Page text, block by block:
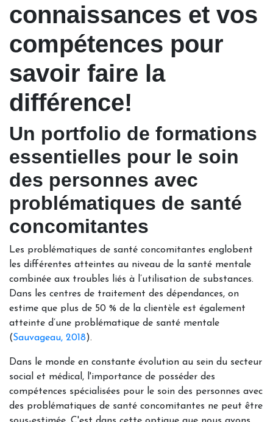
connaissances et vos
compétences pour
savoir faire la
différence!
Un portfolio de formations
essentielles pour le soin
des personnes avec
problématiques de santé
concomitantes
Les problématiques de santé concomitantes englobent
les différentes atteintes au niveau de la santé mentale
combinée aux troubles liés à l’utilisation de substances.
Dans les centres de traitement des dépendances, on
estime que plus de 50 % de la clientèle est également
atteinte d’une problématique de santé mentale
(Sauvageau, 2018).
Dans le monde en constante évolution au sein du secteur
social et médical, l'importance de posséder des
compétences spécialisées pour le soin des personnes avec
des problématiques de santé concomitantes ne peut être